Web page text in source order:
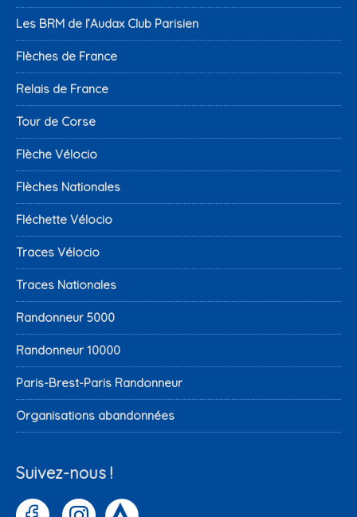
Les BRM de l’Audax Club Parisien
Flèches de France
Relais de France
Tour de Corse
Flèche Vélocio
Flèches Nationales
Fléchette Vélocio
Traces Vélocio
Traces Nationales
Randonneur 5000
Randonneur 10000
Paris-Brest-Paris Randonneur
Organisations abandonnées
Suivez-nous !